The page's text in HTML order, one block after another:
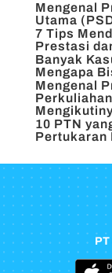
Mengenal
Utama
7 Tips
Prestasi
Banyak
Mengapa
Mengenal
10 PTN
Pertukaran